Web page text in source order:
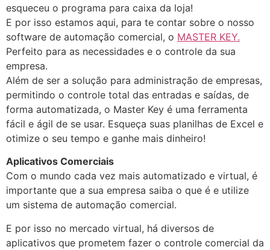
esqueceu o programa para caixa da loja!
E por isso estamos aqui, para te contar sobre o nosso
software de automação comercial, o MASTER KEY.
Perfeito para as necessidades e o controle da sua
empresa.
Além de ser a solução para administração de empresas,
permitindo o controle total das entradas e saídas, de
forma automatizada, o Master Key é uma ferramenta
fácil e ágil de se usar. Esqueça suas planilhas de Excel e
otimize o seu tempo e ganhe mais dinheiro!
Aplicativos Comerciais
Com o mundo cada vez mais automatizado e virtual, é
importante que a sua empresa saiba o que é e utilize
um sistema de automação comercial.
E por isso no mercado virtual, há diversos de
aplicativos que prometem fazer o controle comercial da